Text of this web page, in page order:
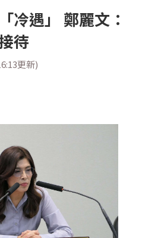
冷遇」 鄭麗文：
待
更新)